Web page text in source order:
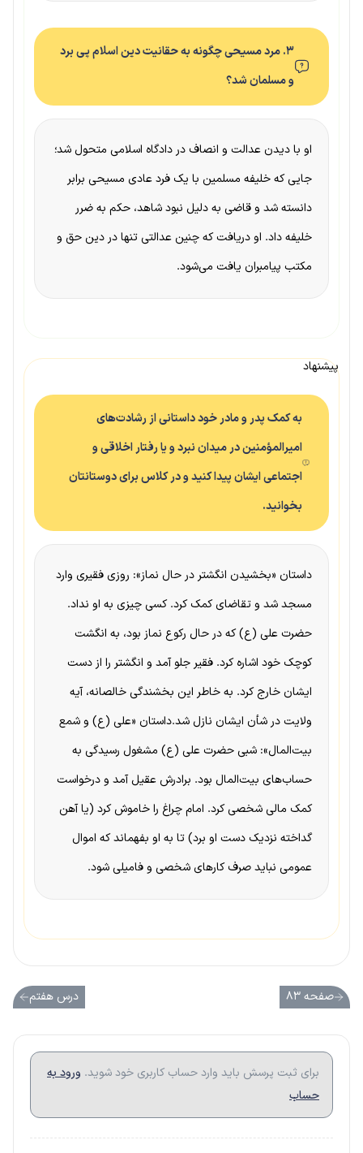
۳. مرد مسیحی چگونه به حقانیت دین اسلام پی برد
و مسلمان شد؟
او با دیدن عدالت و انصاف در دادگاه اسلامی متحول شد؛
جایی که خلیفه مسلمین با یک فرد عادی مسیحی برابر
دانسته شد و قاضی به دلیل نبود شاهد، حکم به ضرر
خلیفه داد. او دریافت که چنین عدالتی تنها در دین حق و
مکتب پیامبران یافت می‌شود.
پیشنهاد
به کمک پدر و مادر خود داستانی از رشادت‌های
امیرالمؤمنین در میدان نبرد و یا رفتار اخلاقی و
اجتماعی ایشان پیدا کنید و در کلاس برای دوستانتان
بخوانید.
داستان «بخشیدن انگشتر در حال نماز»: روزی فقیری وارد
مسجد شد و تقاضای کمک کرد. کسی چیزی به او نداد.
حضرت علی (ع) که در حال رکوع نماز بود، به انگشت
کوچک خود اشاره کرد. فقیر جلو آمد و انگشتر را از دست
ایشان خارج کرد. به خاطر این بخشندگی خالصانه، آیه
ولایت در شأن ایشان نازل شد.داستان «علی (ع) و شمع
بیت‌المال»: شبی حضرت علی (ع) مشغول رسیدگی به
حساب‌های بیت‌المال بود. برادرش عقیل آمد و درخواست
کمک مالی شخصی کرد. امام چراغ را خاموش کرد (یا آهن
گداخته نزدیک دست او برد) تا به او بفهماند که اموال
عمومی نباید صرف کارهای شخصی و فامیلی شود.
صفحه ۸۳ درس هفتم
برای ثبت پرسش باید وارد حساب کاربری خود شوید. ورود به
حساب